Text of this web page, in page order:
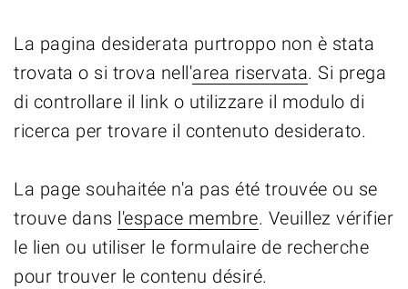
La pagina desiderata purtroppo non è stata
trovata o si trova nell'area riservata. Si prega
di controllare il link o utilizzare il modulo di
ricerca per trovare il contenuto desiderato.
La page souhaitée n'a pas été trouvée ou se
trouve dans l'espace membre. Veuillez vérifier
le lien ou utiliser le formulaire de recherche
pour trouver le contenu désiré.